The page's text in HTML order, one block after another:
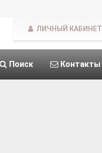
Поиск Контакты
ЛИЧНЫЙ КАБИНЕТ